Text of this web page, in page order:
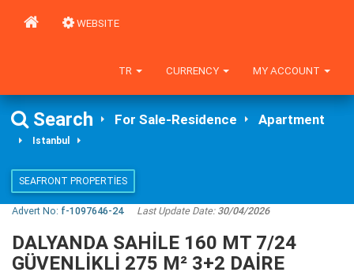
WEBSITE
MY ACCOUNT
CURRENCY
TR
Search For Sale-Residence Apartment
Istanbul
SEAFRONT PROPERTIES
Advert No: f-1097646-24 Last Update Date:30/04/2026
DALYANDA SAHİLE 160 MT 7/24
GÜVENLİKLİ 275 M² 3+2 DAİRE